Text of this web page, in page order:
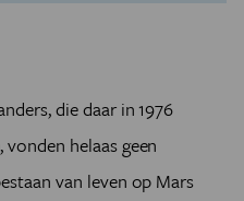
die daar in 1976
helaas geen
van leven op Mars